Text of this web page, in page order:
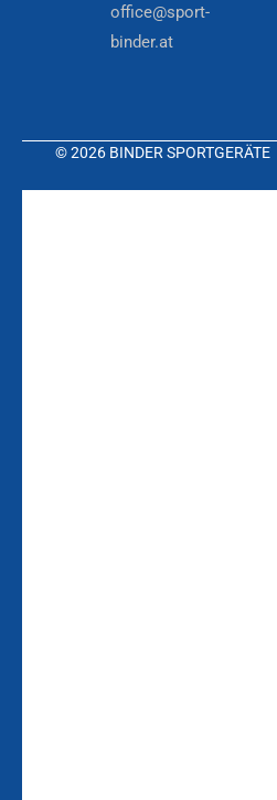
office@sport-
binder.at
© 2026 BINDER SPORTGERÄTE